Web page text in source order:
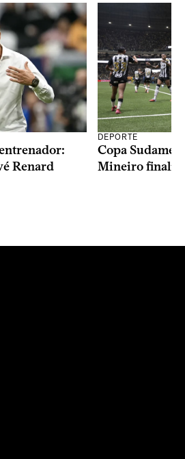
Renard
DEPORTE
Copa
Mineiro